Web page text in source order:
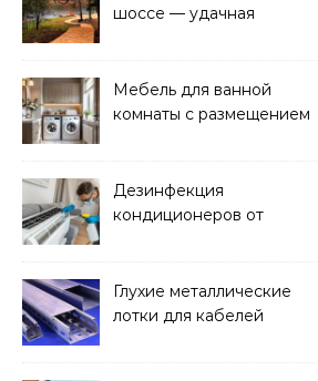
шоссе — удачная
Мебель для ванной
комнаты с размещением
Дезинфекция
кондиционеров от
Глухие металлические
лотки для кабелей